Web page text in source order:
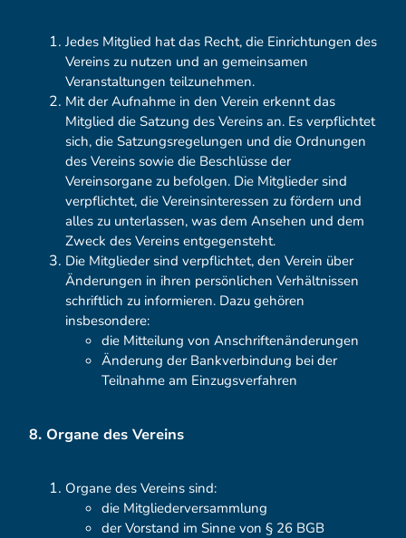
Jedes Mitglied hat das Recht, die Einrichtungen des
Vereins zu nutzen und an gemeinsamen
Veranstaltungen teilzunehmen.
Mit der Aufnahme in den Verein erkennt das
Mitglied die Satzung des Vereins an. Es verpflichtet
sich, die Satzungsregelungen und die Ordnungen
des Vereins sowie die Beschlüsse der
Vereinsorgane zu befolgen. Die Mitglieder sind
verpflichtet, die Vereinsinteressen zu fördern und
alles zu unterlassen, was dem Ansehen und dem
Zweck des Vereins entgegensteht.
Die Mitglieder sind verpflichtet, den Verein über
Änderungen in ihren persönlichen Verhältnissen
schriftlich zu informieren. Dazu gehören
insbesondere:
die Mitteilung von Anschriftenänderungen
Änderung der Bankverbindung bei der
Teilnahme am Einzugsverfahren
8. Organe des Vereins
Organe des Vereins sind:
die Mitgliederversammlung
der Vorstand im Sinne von § 26 BGB